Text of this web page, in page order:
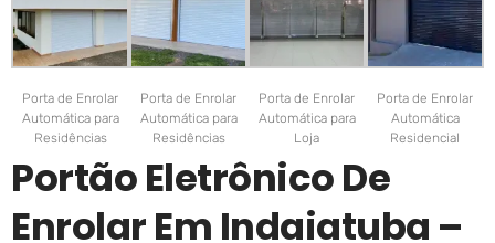
Porta de Enrolar
Automática para
Residências
Porta de Enrolar
Automática para
Residências
Porta de Enrolar
Automática para
Loja
Porta de Enrolar
Automática
Residencial
Portão Eletrônico De
Enrolar Em Indaiatuba –